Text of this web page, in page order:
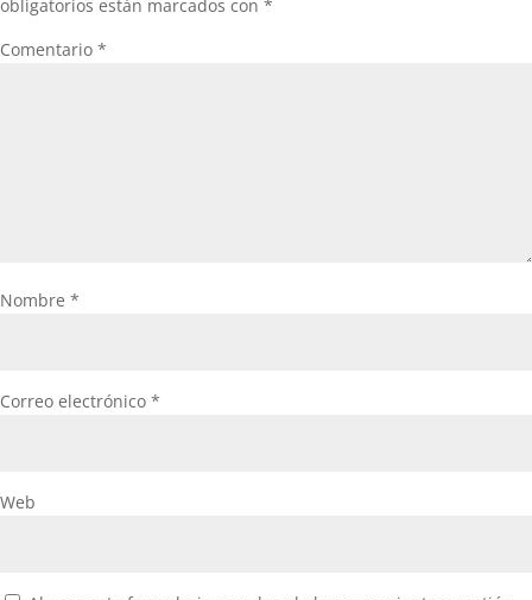
obligatorios están marcados con *
Comentario *
Nombre *
Correo electrónico *
Web